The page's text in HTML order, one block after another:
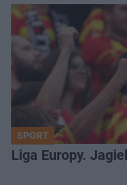
SPORT
Liga Europy.